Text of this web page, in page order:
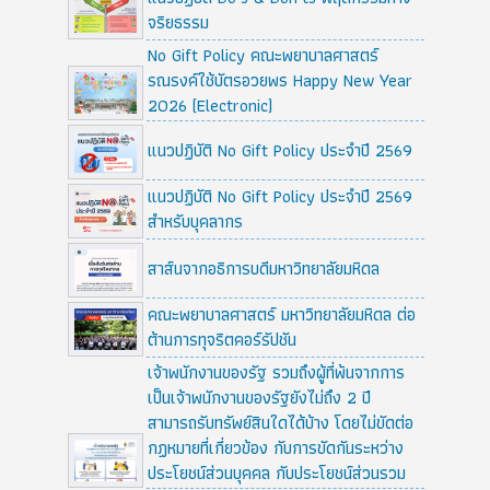
จริยธรรม
No Gift Policy คณะพยาบาลศาสตร์
รณรงค์ใช้บัตรอวยพร Happy New Year
2026 (Electronic)
แนวปฏิบัติ No Gift Policy ประจำปี 2569
แนวปฏิบัติ No Gift Policy ประจำปี 2569
สำหรับบุคลากร
สาส์นจากอธิการบดีมหาวิทยาลัยมหิดล
คณะพยาบาลศาสตร์ มหาวิทยาลัยมหิดล ต่อ
ต้านการทุจริตคอร์รัปชัน
เจ้าพนักงานของรัฐ รวมถึงผู้ที่พ้นจากการ
เป็นเจ้าพนักงานของรัฐยังไม่ถึง 2 ปี
สามารถรับทรัพย์สินใดได้บ้าง โดยไม่ขัดต่อ
กฏหมายที่เกี่ยวข้อง กับการขัดกันระหว่าง
ประโยชน์ส่วนบุคคล กับประโยชน์ส่วนรวม